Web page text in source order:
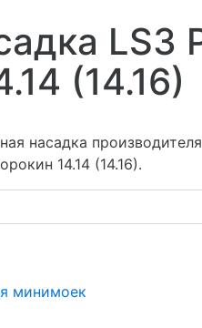
LS3
(14.16)
насадка
14.14 (14.16).
минимоек